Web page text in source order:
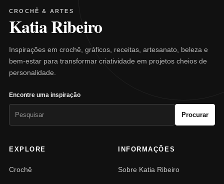
CROCHÊ & ARTES
Katia Ribeiro
Inspirações em crochê, gráficos, receitas, artesanato, beleza e
bem-estar para transformar criatividade em projetos cheios de
personalidade.
Encontre uma inspiração
Procurar
EXPLORE
Crochê
INFORMAÇÕES
Sobre Katia Ribeiro